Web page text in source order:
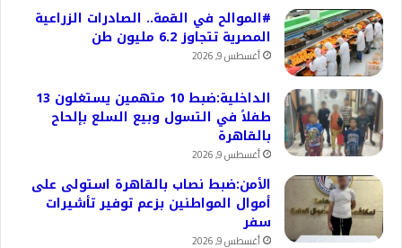
#الموالح في القمة.. الصادرات الزراعية
المصرية تتجاوز 6.2 مليون طن
أغسطس 9, 2026
الداخلية:ضبط 10 متهمين يستغلون 13
طفلاً في التسول وبيع السلع بإلحاح
بالقاهرة
أغسطس 9, 2026
الأمن:ضبط نصاب بالقاهرة استولى على
أموال المواطنين بزعم توفير تأشيرات
سفر
أغسطس 9, 2026